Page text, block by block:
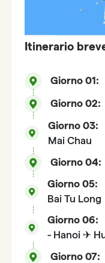
Itinerario
Giorno 01:
Giorno 02:
Giorno 03:
Mai Chau
Giorno 04:
Giorno 05:
Bai Tu Long
Giorno 06:
- Hanoi ✈
Giorno 07: